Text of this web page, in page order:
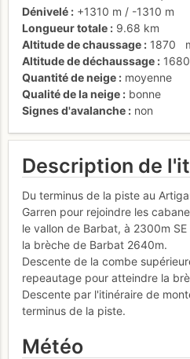
Dénivelé
+1310 m / -1310 m
Longueur totale
9.68 km
Altitude de chaussage
1870
Altitude de déchaussage
1680
Quantité de neige
moyenne
Qualité de la neige
bonne
Signes d'avalanche
non
Description de
Du terminus de la piste au
Garren pour rejoindre les
le vallon de Barbat, à 2300m
la brèche de Barbat 2640m.
Descente de la combe
repeautage pour atteindre la
Descente par l'itinéraire de
terminus de la piste.
Météo